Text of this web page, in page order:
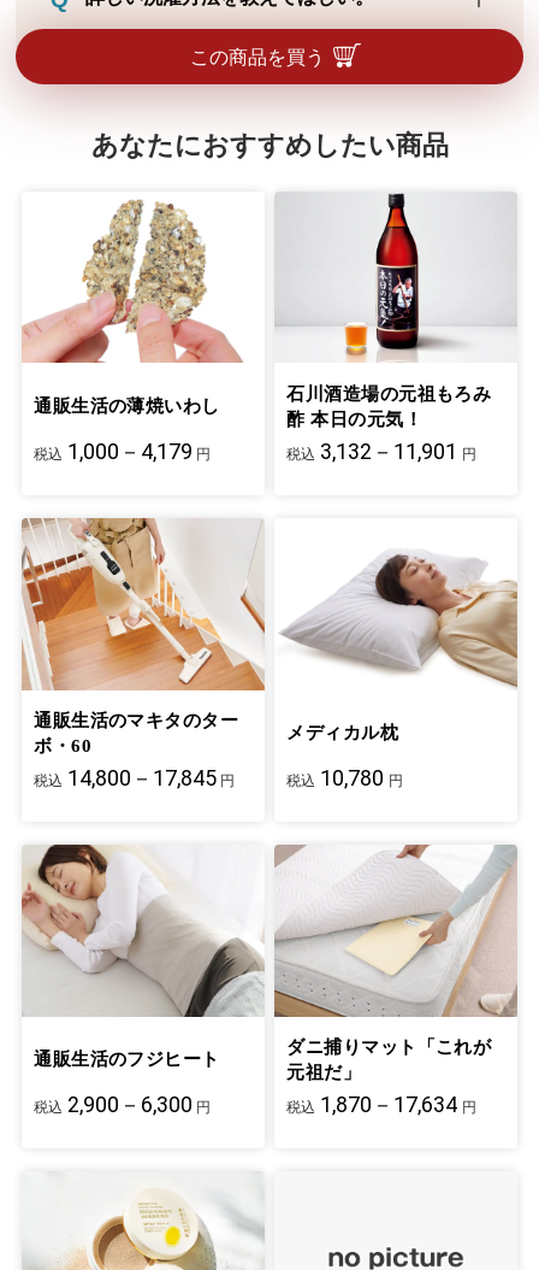
この商品を買う
フラッシュ（細かい繊維等に火種が触れ
「一瞬」で燃える現象）が起こる危険性が
ネットに入れて弱水流洗いしてください。
柔軟剤を使用する場合は適量をお守りくだ
形を整えて陰干ししてください。漂白剤、
あなたにおすすめしたい商品
通販生活の薄焼いわし
税込 1,000－4,179 円
石川酒造場の元祖もろみ
酢 本日の元気！
税込 3,132－11,901 円
通販生活のマキタのター
ボ・60
税込 14,800－17,845 円
メディカル枕
税込 10,780 円
通販生活のフジヒート
税込 2,900－6,300 円
ダニ捕りマット「これが
元祖だ」
税込 1,870－17,634 円